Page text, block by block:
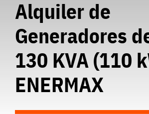
Alquiler de
Generadores
130 KVA (110
ENERMAX